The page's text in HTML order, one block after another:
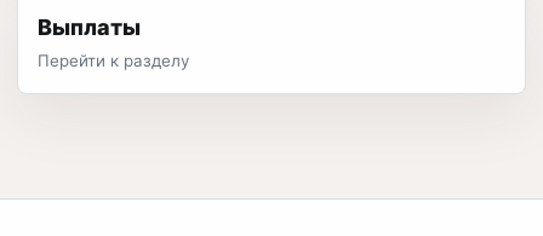
Выплаты
Перейти к разделу